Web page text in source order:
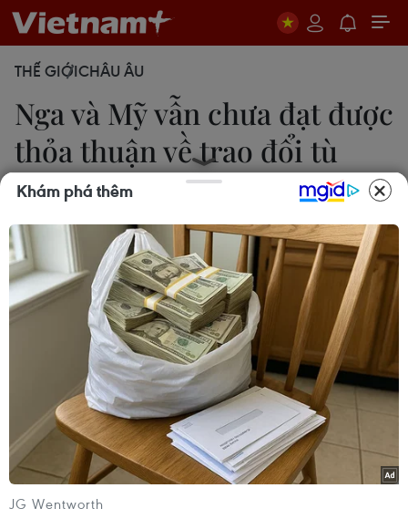
THẾ GIỚICHÂU ÂU
Nga và Mỹ vẫn chưa đạt được
thỏa thuận về trao đổi tù
nhân
Thúc Anh
28/07/2022 12:01
Kênh CNN cho biết Tổng thống Mỹ Joe Biden ủng
hộ kế hoạch trao đổi công dân Nga Viktor But bị
giam giữ ở Mỹ và hai công dân Mỹ Brittney Griner
và Paul Whelan bị giam giữ ở Nga theo đề xuất
của Nga.
Khám phá thêm
JG Wentworth